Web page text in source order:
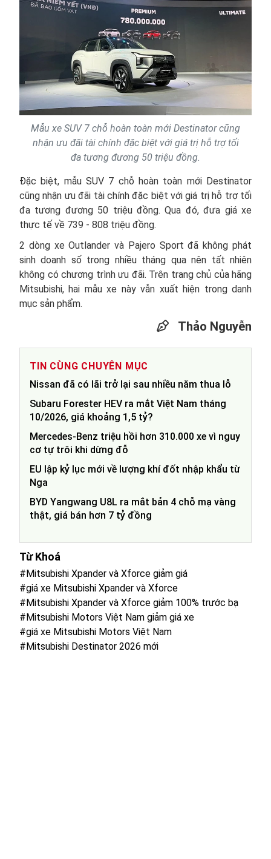
Mẫu xe SUV 7 chỗ hoàn toàn mới Destinator cũng
nhận ưu đãi tài chính đặc biệt với giá trị hỗ trợ tối
đa tương đương 50 triệu đồng.
Đặc biệt, mẫu SUV 7 chỗ hoàn toàn mới Destinator
cũng nhận ưu đãi tài chính đặc biệt với giá trị hỗ trợ tối
đa tương đương 50 triệu đồng. Qua đó, đưa giá xe
thực tế về 739 - 808 triệu đồng.
2 dòng xe Outlander và Pajero Sport đã không phát
sinh doanh số trong nhiều tháng qua nên tất nhiên
không có chương trình ưu đãi. Trên trang chủ của hãng
Mitsubishi, hai mẫu xe này vẫn xuất hiện trong danh
mục sản phẩm.
Thảo Nguyễn
TIN CÙNG CHUYÊN MỤC
Nissan đã có lãi trở lại sau nhiều năm thua lỗ
Subaru Forester HEV ra mắt Việt Nam tháng
10/2026, giá khoảng 1,5 tỷ?
Mercedes-Benz triệu hồi hơn 310.000 xe vì nguy
cơ tự trôi khi dừng đỗ
EU lập kỷ lục mới về lượng khí đốt nhập khẩu từ
Nga
BYD Yangwang U8L ra mắt bản 4 chỗ mạ vàng
thật, giá bán hơn 7 tỷ đồng
Từ Khoá
#Mitsubishi Xpander và Xforce giảm giá
#giá xe Mitsubishi Xpander và Xforce
#Mitsubishi Xpander và Xforce giảm 100% trước bạ
#Mitsubishi Motors Việt Nam giảm giá xe
#giá xe Mitsubishi Motors Việt Nam
#Mitsubishi Destinator 2026 mới